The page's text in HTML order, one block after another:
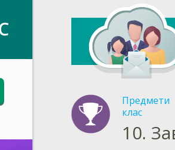
Предмети
клас
10.